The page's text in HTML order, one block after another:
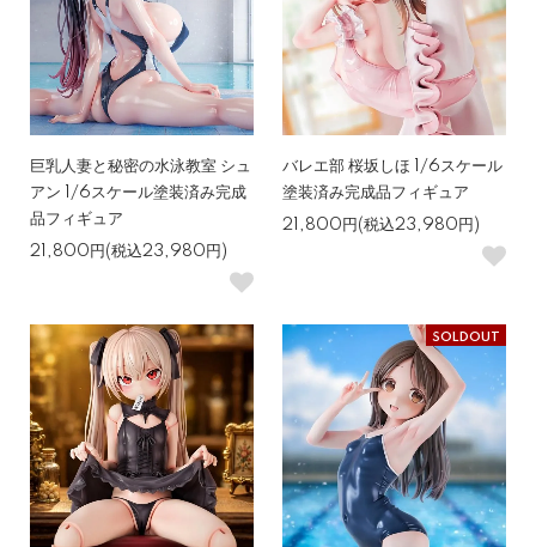
巨乳人妻と秘密の水泳教室 シュ
アン 1/6スケール塗装済み完成
品フィギュア
21,800円(税込23,980円)
バレエ部 桜坂しほ 1/6スケール
塗装済み完成品フィギュア
21,800円(税込23,980円)
SOLDOUT